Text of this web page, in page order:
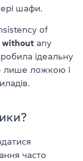
шафи.
of
without any
ідеальну
лише ложкою і
часто